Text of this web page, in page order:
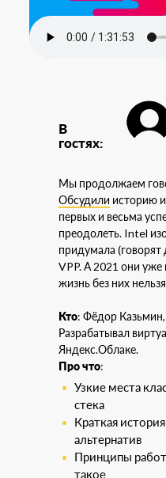
В
гостях:
Мы продолжаем
Обсудили историю и
первых и весьма
преодолеть. Intel
придумала
VPP. А 2021 они
жизнь без них
Кто: Фёдор
Разрабатывал
Яндекс.Облаке.
Про что:
Узкие места
стека
Краткая
альтернатив
Принципы
такое